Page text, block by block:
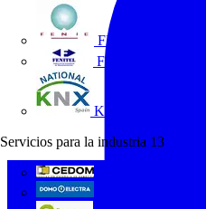
FENIE
FENITEL
KNX España
Servicios para la industria 13